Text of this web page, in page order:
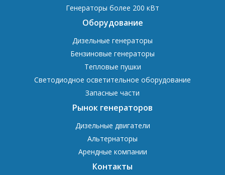
Генераторы более 200 кВт
Оборудование
Дизельные генераторы
Бензиновые генераторы
Тепловые пушки
Светодиодное осветительное оборудование
Запасные части
Рынок генераторов
Дизельные двигатели
Альтернаторы
Арендные компании
Контакты